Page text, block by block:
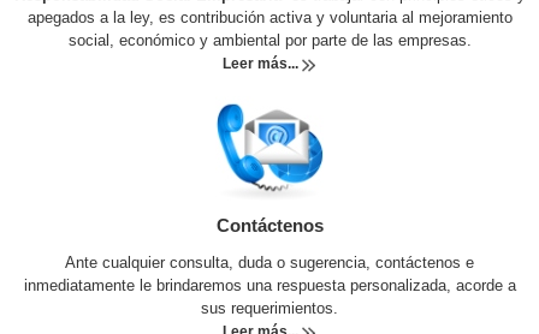
apegados a la ley, es contribución activa y voluntaria al mejoramiento
social, económico y ambiental por parte de las empresas.
Leer más...
Contáctenos
Ante cualquier consulta, duda o sugerencia, contáctenos e
inmediatamente le brindaremos una respuesta personalizada, acorde a
sus requerimientos.